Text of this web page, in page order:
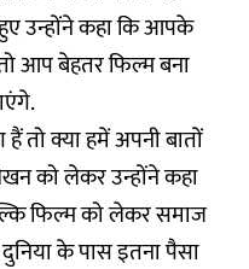
उन्होंने कहा कि आपके
आप बेहतर फिल्म बना
तो क्या हमें अपनी बातों
को लेकर उन्होंने कहा
फिल्म को लेकर समाज
के पास इतना पैसा